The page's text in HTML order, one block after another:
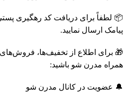
پیامک ارسال نمایید.
🎁 برای اطلاع از تخفیف‌ها، فروش‌های
همراه مدرن شو باشید:
🔔 عضویت در کانال مدرن شو